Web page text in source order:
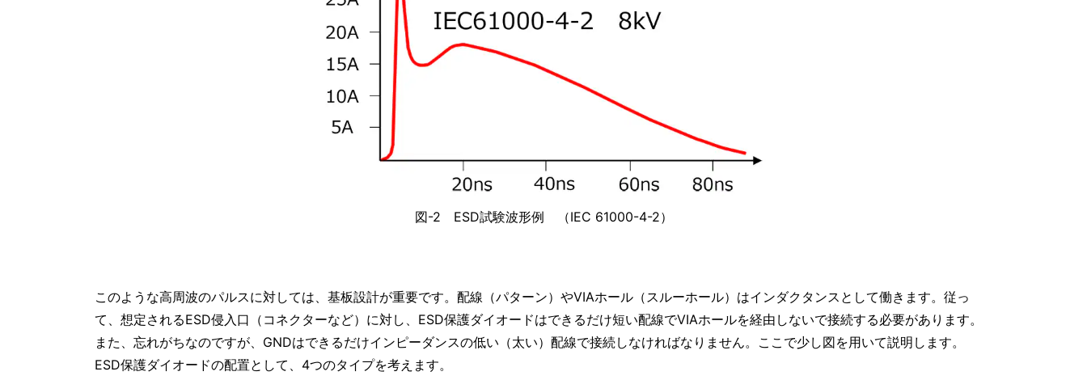
図-2 ESD試験波形例 （IEC 61000-4-2）
このような高周波のパルスに対しては、基板設計が重要です。配線（パターン）やVIAホール（スルーホール）はインダクタンスとして働きます。従っ
て、想定されるESD侵入口（コネクターなど）に対し、ESD保護ダイオードはできるだけ短い配線でVIAホールを経由しないで接続する必要があります。
また、忘れがちなのですが、GNDはできるだけインピーダンスの低い（太い）配線で接続しなければなりません。ここで少し図を用いて説明します。
ESD保護ダイオードの配置として、4つのタイプを考えます。